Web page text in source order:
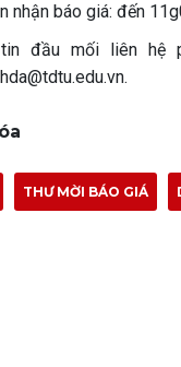
nhận báo giá: đến
tin đầu mối liên hệ
THƯ MỜI BÁO GIÁ